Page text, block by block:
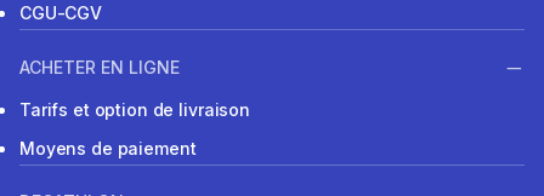
CGU-CGV
ACHETER EN LIGNE
Tarifs et option de livraison
Moyens de paiement